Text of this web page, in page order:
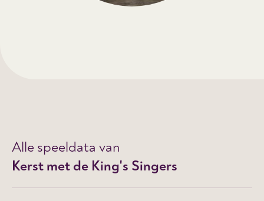
Alle speeldata van
Kerst met de King's Singers